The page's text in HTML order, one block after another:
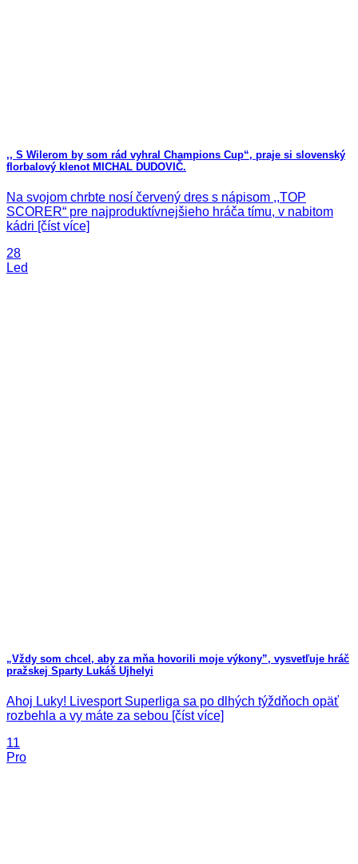
,, S Wilerom by som rád vyhral Champions Cup“, praje si slovenský
florbalový klenot MICHAL DUDOVIČ.
Na svojom chrbte nosí červený dres s nápisom ,,TOP
SCORER“ pre najproduktívnejšieho hráča tímu, v nabitom
kádri [číst více]
28
Led
„Vždy som chcel, aby za mňa hovorili moje výkony”, vysvetľuje hráč
pražskej Sparty Lukáš Ujhelyi
Ahoj Luky! Livesport Superliga sa po dlhých týždňoch opäť
rozbehla a vy máte za sebou [číst více]
11
Pro